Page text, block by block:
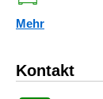
Mehr
Kontakt